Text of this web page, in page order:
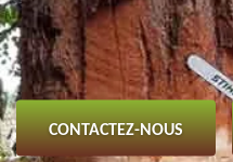
CONTACTEZ-NOUS